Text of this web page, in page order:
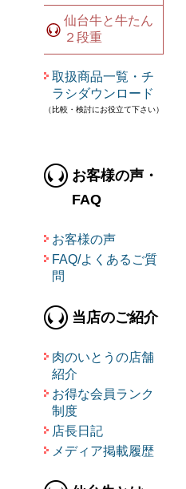
仙台牛と牛たん
２段重
取扱商品一覧・チ
ラシダウンロード
（比較・検討にお役立て下さい）
お客様の声・
FAQ
お客様の声
FAQ/よくあるご質
問
当店のご紹介
肉のいとうの店舗
紹介
お得な会員ランク
制度
店長日記
メディア掲載履歴